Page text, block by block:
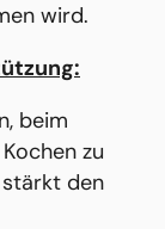
wird.
beim
zu
den